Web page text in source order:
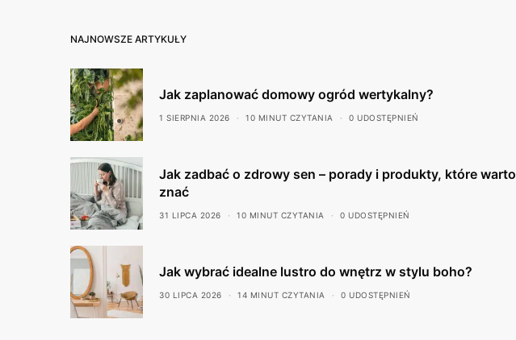
NAJNOWSZE ARTYKUŁY
Jak zaplanować domowy ogród wertykalny?
1 SIERPNIA 2026 10 MINUT CZYTANIA 0 UDOSTĘPNIEŃ
Jak zadbać o zdrowy sen – porady i produkty, które warto
znać
31 LIPCA 2026 10 MINUT CZYTANIA 0 UDOSTĘPNIEŃ
Jak wybrać idealne lustro do wnętrz w stylu boho?
30 LIPCA 2026 14 MINUT CZYTANIA 0 UDOSTĘPNIEŃ